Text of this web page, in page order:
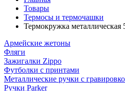
Товары
Термосы и термочашки
Термокружка
Армейские жетоны
Фляги
Зажигалки Zippo
Футболки с принтами
Металлические ручки с
Ручки Parker